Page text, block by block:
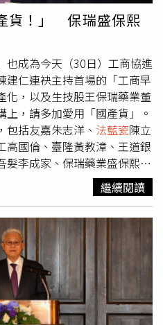
雅與祝福。葉天倫導演指出，
大規模辦理。從明年起，除
之外，也將增設電影及電視
多優秀的台灣演員被看見，也
創作優質作品。
家也會從各地趕回來，聚在一
17歲開始在艾迪亞唱歌，他
因而拿到每週四固定演唱的
都要唱英文歌，且必須唱得外
黃仲崑覺得在艾迪亞的那段過
動艾迪亞人的凝聚力，重溫對
迪亞的出發點，都不是要當
已。艾迪亞是一種精神，我身
亞曾經在此》演出資訊日期：
（五）07:30pm、
)02:30pm地點：臺北城市舞
／許方正攝）
貨！」 保瑞盛保熙
也成為今天（30日）工商協進
建仁連袂主持首場的「工商早
化，以及生技股王保瑞藥業董
，請多加愛用「國產貨」。
括友嘉朱志洋、 法藍瓷陳立
高國倫、臺隆黃教漳、王道銀
髮李成家、保瑞藥業盛保熙
漲到756元的保瑞藥業
藥華藥（6446）的股價424.5
方式擴大保瑞集團海內外版
工商早餐會也備受注目。新
前擔任工商協進會理事。（圖
餐會中提出六點建議，包括為
單位採購上可以多用國產貨，
生技業公司國際化組團到海外
內外大型生技展並給予公部門
繼續閱讀